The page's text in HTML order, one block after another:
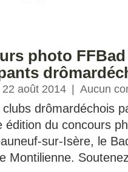
photo
août 2014 Aucun
clubs drômardéchois
édition du concours
sur-Isère, le
Montilienne.